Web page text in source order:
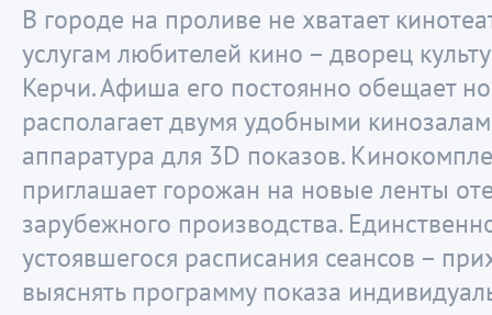
В городе на проливе не хватает
услугам любителей кино – дворец
Керчи. Афиша его постоянно обещает
располагает двумя удобными
аппаратура для 3D показов.
приглашает горожан на новые ленты
зарубежного производства.
устоявшегося расписания сеансов –
выяснять программу показа